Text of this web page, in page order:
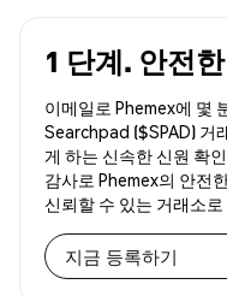
1 단계. 안전
이메일로 Phemex에 몇
Searchpad ($SPAD) 거
게 하는 신속한 신원 확
감사로 Phemex의 안전
신뢰할 수 있는 거래소
지금 등록하기